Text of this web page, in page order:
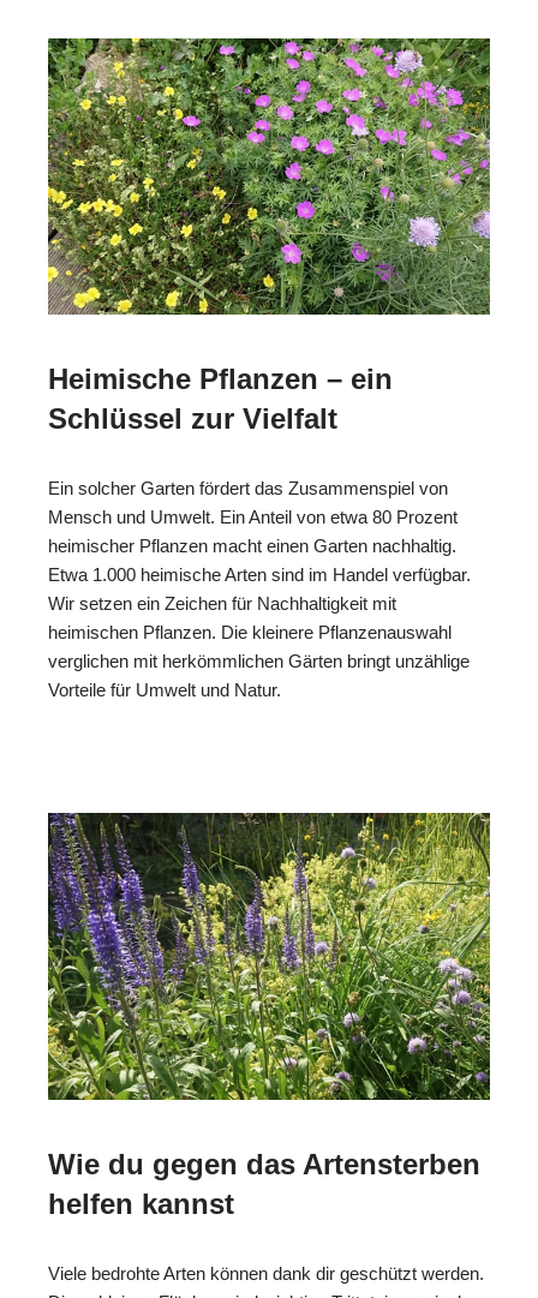
Heimische Pflanzen – ein
Schlüssel zur Vielfalt
Ein solcher Garten fördert das Zusammenspiel von
Mensch und Umwelt. Ein Anteil von etwa 80 Prozent
heimischer Pflanzen macht einen Garten nachhaltig.
Etwa 1.000 heimische Arten sind im Handel verfügbar.
Wir setzen ein Zeichen für Nachhaltigkeit mit
heimischen Pflanzen. Die kleinere Pflanzenauswahl
verglichen mit herkömmlichen Gärten bringt unzählige
Vorteile für Umwelt und Natur.
Wie du gegen das Artensterben
helfen kannst
Viele bedrohte Arten können dank dir geschützt werden.